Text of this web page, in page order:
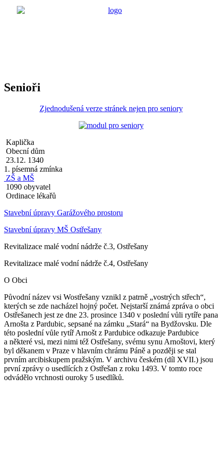
Senioři
Zjednodušená verze stránek nejen pro seniory
Kaplička
Obecní dům
23.12. 1340
1. písemná zmínka
ZŠ a MŠ
1090 obyvatel
Ordinace lékařů
Stavební úpravy Garážového prostoru
Stavební úpravy MŠ Ostřešany
Revitalizace malé vodní nádrže č.3, Ostřešany
Revitalizace malé vodní nádrže č.4, Ostřešany
O Obci
Původní název vsi Wostřešany vznikl z patrně „vostrých střech“,
kterých se zde nacházel hojný počet. Nejstarší známá zpráva o obci
Ostřešanech jest ze dne 23. prosince 1340 v poslední vůli rytíře pana
Arnošta z Pardubic, sepsané na zámku „Stará“ na Bydžovsku. Dle
této poslední vůle rytíř Arnošt z Pardubice odkazuje Pardubice
a některé vsi, mezi nimi též Ostřešany, svému synu Arnoštovi, který
byl děkanem v Praze v hlavním chrámu Páně a později se stal
prvním arcibiskupem pražským. V archivu českém (díl XVII.) jsou
první zprávy o usedlících z Ostřešan z roku 1493. V tomto roce
odvádělo vrchnosti ouroky 5 usedlíků.